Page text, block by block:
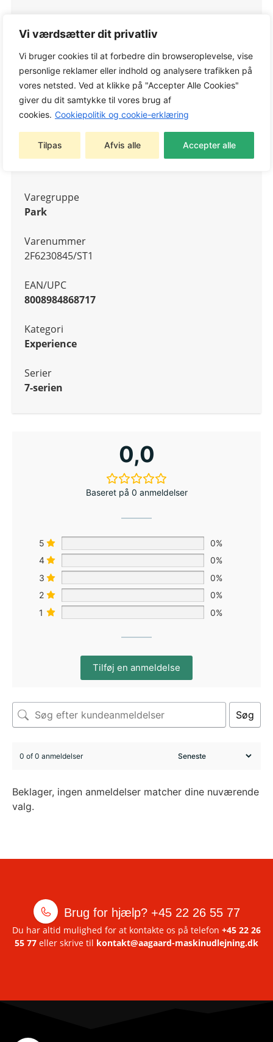
Vi værdsætter dit privatliv
Vi bruger cookies til at forbedre din browseroplevelse, vise
personlige reklamer eller indhold og analysere trafikken på
vores netsted. Ved at klikke på "Accepter Alle Cookies"
giver du dit samtykke til vores brug af
cookies. Cookiepolitik og cookie-erklæring
Tilpas Afvis alle Accepter alle
Varenummer:2F6230845/ST1
Kategorier: Ridere, STIGA Ridere
Tags: Ridere,STIGA Ridere
Varemærke:STIGA
Varegruppe
Park
Varenummer
2F6230845/ST1
EAN/UPC
8008984868717
Kategori
Experience
Serier
7-serien
0,0
Baseret på 0 anmeldelser
5
0%
4
0%
3
0%
2
0%
1
0%
Tilføj en anmeldelse
Søg
0 of 0 anmeldelser
Beklager, ingen anmeldelser matcher dine nuværende
valg.
Brug for hjælp? +45 22 26 55 77
Du har altid mulighed for at kontakte os på telefon +45 22 26
55 77 eller skrive til kontakt@aagaard-maskinudlejning.dk